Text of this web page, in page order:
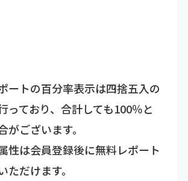
ートの百分率表示は四捨五入の
っており、合計しても100％と
がございます。
性は会員登録後に無料レポート
ただけます。